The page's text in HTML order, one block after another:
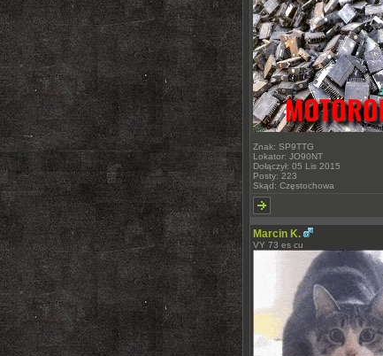
Znak: SP9TTG
Lokator: JO90NT
Dołączył: 05 Lis 2015
Posty: 223
Skąd: Częstochowa
Marcin K.
VY 73 es cu